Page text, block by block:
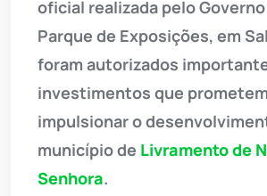
oficial realizada pelo
Parque de Exposições, em
foram autorizados
investimentos que prometem
impulsionar o
município de Livramento de
Senhora.